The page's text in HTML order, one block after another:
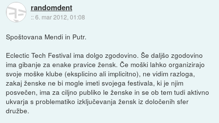
randomdent
::6. mar 2012, 01:08
Spoštovana Mendi in Putr.
Eclectic Tech Festival ima dolgo zgodovino. Še daljšo zgodovino
ima gibanje za enake pravice žensk. Če moški lahko organizirajo
svoje moške klube (eksplicino ali implicitno), ne vidim razloga,
zakaj ženske ne bi mogle imeti svojega festivala, ki je njim
posvečen, ima za ciljno publiko le ženske in se ob tem tudi aktivno
ukvarja s problematiko izključevanja žensk iz določenih sfer
družbe.